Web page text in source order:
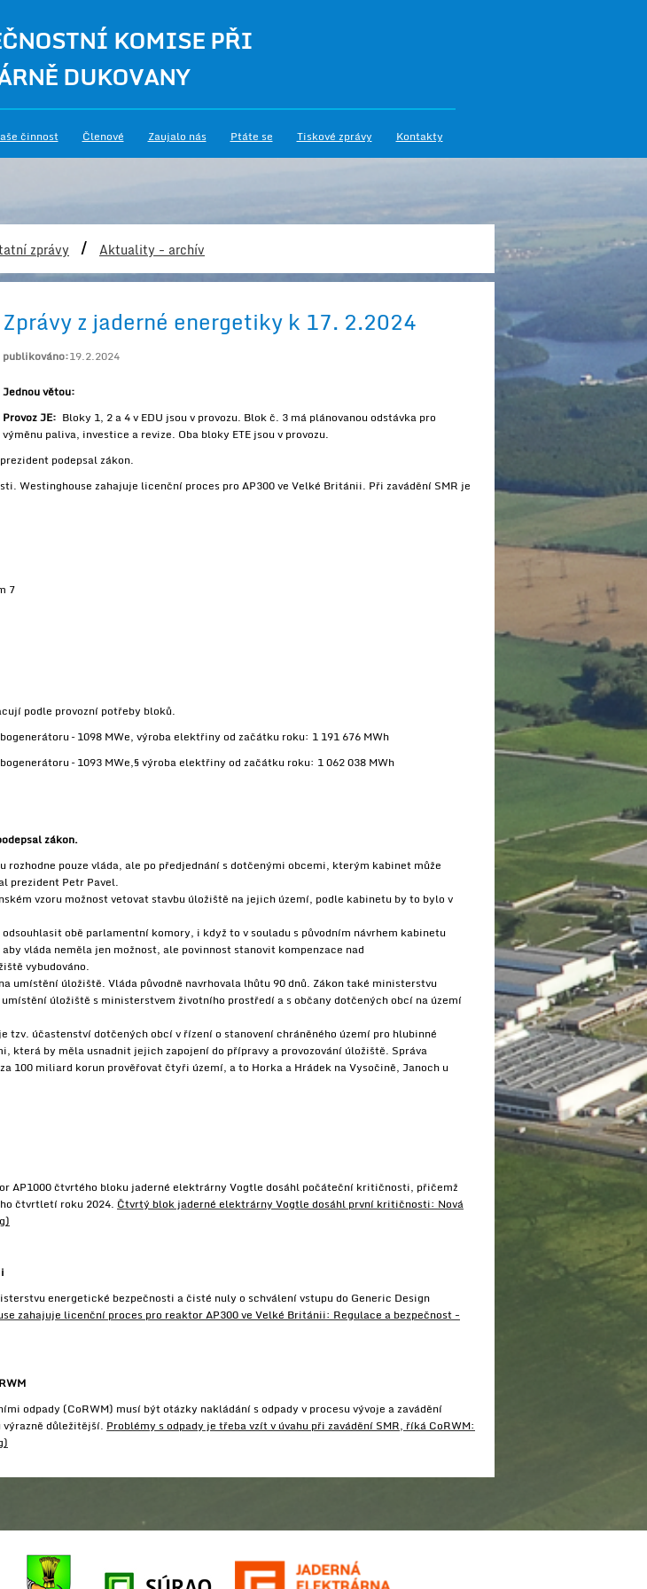
KOMISE PŘI
DUKOVANY
činnost Členové Zaujalo nás Ptáte se Tiskové zprávy Kontakty
zprávy / Aktuality - archív
Zprávy z jaderné energetiky k 17. 2.2024
publikováno:19.2.2024
Jednou větou:
Provoz JE: Bloky 1, 2 a 4 v EDU jsou v provozu. Blok č. 3 má plánovanou odstávka pro
výměnu paliva, investice a revize. Oba bloky ETE jsou v provozu.
podepsal zákon.
Westinghouse zahajuje licenční proces pro AP300 ve Velké Británii. Při zavádění SMR je
7
podle provozní potřeby bloků.
– 1098 MWe, výroba elektřiny od začátku roku: 1 191 676 MWh
– 1093 MWe,§ výroba elektřiny od začátku roku: 1 062 038 MWh
zákon.
pouze vláda, ale po předjednání s dotčenými obcemi, kterým kabinet může
prezident Petr Pavel.
vzoru možnost vetovat stavbu úložiště na jejich území, podle kabinetu by to bylo v
obě parlamentní komory, i když to v souladu s původním návrhem kabinetu
vláda neměla jen možnost, ale povinnost stanovit kompenzace nad
vybudováno.
umístění úložiště. Vláda původně navrhovala lhůtu 90 dnů. Zákon také ministerstvu
úložiště s ministerstvem životního prostředí a s občany dotčených obcí na území
účastenství dotčených obcí v řízení o stanovení chráněného území pro hlubinné
která by měla usnadnit jejich zapojení do přípravy a provozování úložiště. Správa
100 miliard korun prověřovat čtyři území, a to Horka a Hrádek na Vysočině, Janoch u
AP1000 čtvrtého bloku jaderné elektrárny Vogtle dosáhl počáteční kritičnosti, přičemž
čtvrtletí roku 2024. Čtvrtý blok jaderné elektrárny Vogtle dosáhl první kritičnosti: Nová
energetické bezpečnosti a čisté nuly o schválení vstupu do Generic Design
zahajuje licenční proces pro reaktor AP300 ve Velké Británii: Regulace a bezpečnost -
odpady (CoRWM) musí být otázky nakládání s odpady v procesu vývoje a zavádění
důležitější. Problémy s odpady je třeba vzít v úvahu při zavádění SMR, říká CoRWM: